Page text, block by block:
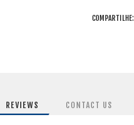
COMPARTILHE:
REVIEWS CONTACT US